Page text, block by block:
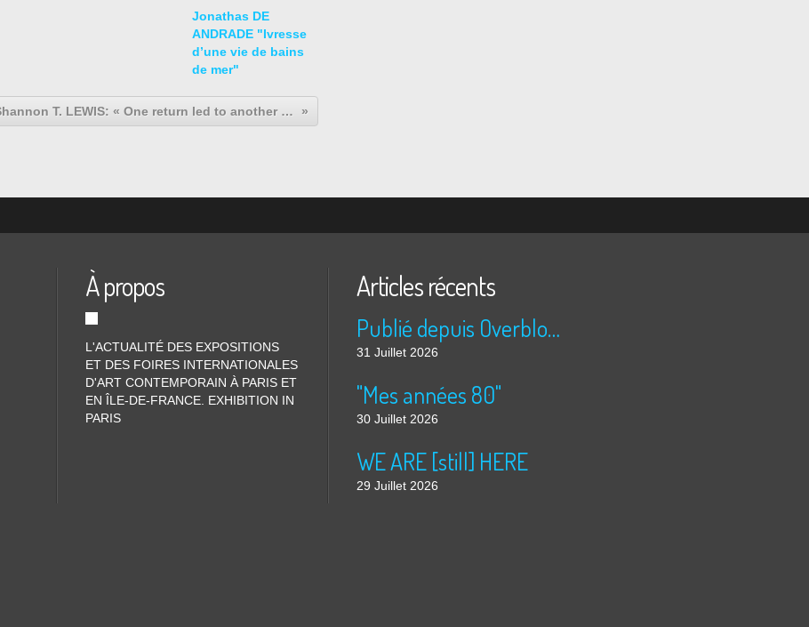
Jonathas DE
ANDRADE "Ivresse
d’une vie de bains
de mer"
Shannon T. LEWIS: « One return led to another - Retour Perpétuel »
À propos
L'ACTUALITÉ DES EXPOSITIONS
ET DES FOIRES INTERNATIONALES
D'ART CONTEMPORAIN À PARIS ET
EN ÎLE-DE-FRANCE. EXHIBITION IN
PARIS
Articles récents
Publié depuis Overblog et Facebook
31 Juillet 2026
"Mes années 80"
30 Juillet 2026
WE ARE [still] HERE
29 Juillet 2026